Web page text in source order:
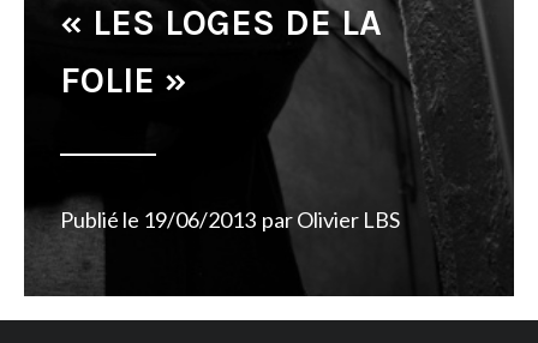
« LES LOGES DE LA
FOLIE »
Publié le 19/06/2013 parOlivier LBS